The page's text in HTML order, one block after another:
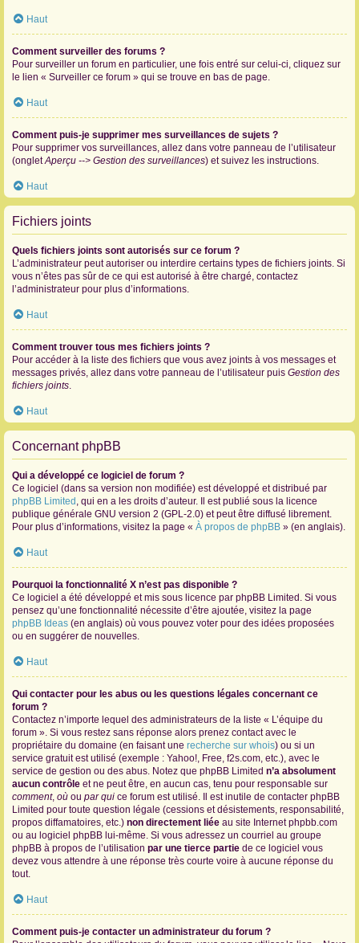
Haut
Comment surveiller des forums ?
Pour surveiller un forum en particulier, une fois entré sur celui-ci, cliquez sur
le lien « Surveiller ce forum » qui se trouve en bas de page.
Haut
Comment puis-je supprimer mes surveillances de sujets ?
Pour supprimer vos surveillances, allez dans votre panneau de l’utilisateur
(ongletAperçu --> Gestion des surveillances) et suivez les instructions.
Haut
Fichiers joints
Quels fichiers joints sont autorisés sur ce forum ?
L’administrateur peut autoriser ou interdire certains types de fichiers joints. Si
vous n’êtes pas sûr de ce qui est autorisé à être chargé, contactez
l’administrateur pour plus d’informations.
Haut
Comment trouver tous mes fichiers joints ?
Pour accéder à la liste des fichiers que vous avez joints à vos messages et
messages privés, allez dans votre panneau de l’utilisateur puis Gestion des
fichiers joints.
Haut
Concernant phpBB
Qui a développé ce logiciel de forum ?
Ce logiciel (dans sa version non modifiée) est développé et distribué par
phpBB Limited , qui en a les droits d’auteur. Il est publié sous la licence
publique générale GNU version 2 (GPL-2.0) et peut être diffusé librement.
Pour plus d’informations, visitez la page « À propos de phpBB » (en anglais).
Haut
Pourquoi la fonctionnalité X n’est pas disponible ?
Ce logiciel a été développé et mis sous licence par phpBB Limited. Si vous
pensez qu’une fonctionnalité nécessite d’être ajoutée, visitez la page
phpBB Ideas (en anglais) où vous pouvez voter pour des idées proposées
ou en suggérer de nouvelles.
Haut
Qui contacter pour les abus ou les questions légales concernant ce
forum ?
Contactez n’importe lequel des administrateurs de la liste « L’équipe du
forum ». Si vous restez sans réponse alors prenez contact avec le
propriétaire du domaine (en faisant une recherche sur whois) ou si un
service gratuit est utilisé (exemple : Yahoo!, Free, f2s.com, etc.), avec le
service de gestion ou des abus. Notez que phpBB Limited n’a absolument
aucun contrôle et ne peut être, en aucun cas, tenu pour responsable sur
comment, où ou par qui ce forum est utilisé. Il est inutile de contacter phpBB
Limited pour toute question légale (cessions et désistements, responsabilité,
propos diffamatoires, etc.) non directement liée au site Internet phpbb.com
ou au logiciel phpBB lui-même. Si vous adressez un courriel au groupe
phpBB à propos de l’utilisation par une tierce partie de ce logiciel vous
devez vous attendre à une réponse très courte voire à aucune réponse du
tout.
Haut
Comment puis-je contacter un administrateur du forum ?